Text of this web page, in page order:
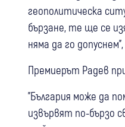
геополитическа
бързане, те ще се
няма да го
Премиерът Радев
"България може да
извървят по-бързо